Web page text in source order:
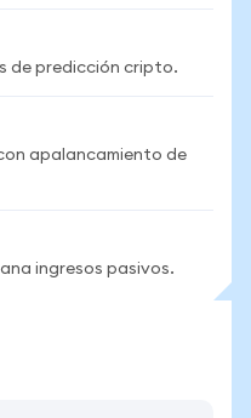
de predicción cripto.
apalancamiento de
ingresos pasivos.